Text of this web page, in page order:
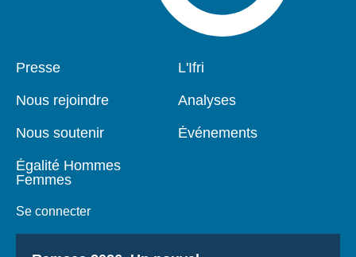
Pied
Presse
Nous rejoindre
Nous soutenir
Égalité Hommes
Femmes
Se connecter
Navigation
L'Ifri
Analyses
Événements